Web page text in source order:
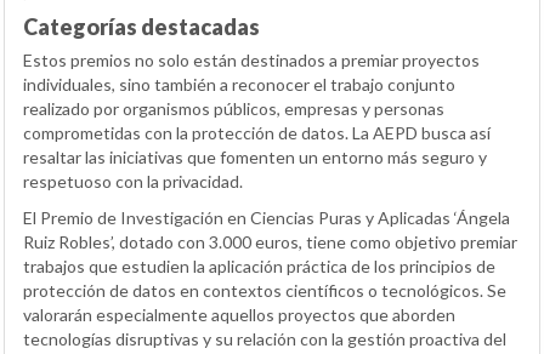
Categorías destacadas
Estos premios no solo están destinados a premiar proyectos
individuales, sino también a reconocer el trabajo conjunto
realizado por organismos públicos, empresas y personas
comprometidas con la protección de datos. La AEPD busca así
resaltar las iniciativas que fomenten un entorno más seguro y
respetuoso con la privacidad.
El Premio de Investigación en Ciencias Puras y Aplicadas ‘Ángela
Ruiz Robles’, dotado con 3.000 euros, tiene como objetivo premiar
trabajos que estudien la aplicación práctica de los principios de
protección de datos en contextos científicos o tecnológicos. Se
valorarán especialmente aquellos proyectos que aborden
tecnologías disruptivas y su relación con la gestión proactiva del